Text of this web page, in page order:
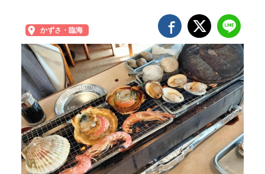
かずさ・臨海